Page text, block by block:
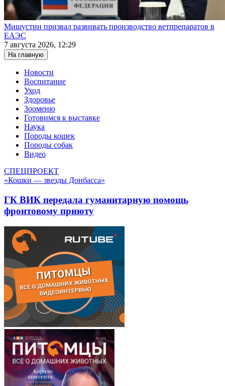
Мишустин призвал развивать производство ветпрепаратов в
ЕАЭС
7 августа 2026, 12:29
На главную
Новости
Воспитание
Уход
Здоровье
Зооменю
Готовимся к выставке
Наука
Породы кошек
Породы собак
Видео
СПЕЦПРОЕКТ
«Кошки — звезды Донбасса»
ГК ВИК передала гуманитарную помощь
фронтовому приюту